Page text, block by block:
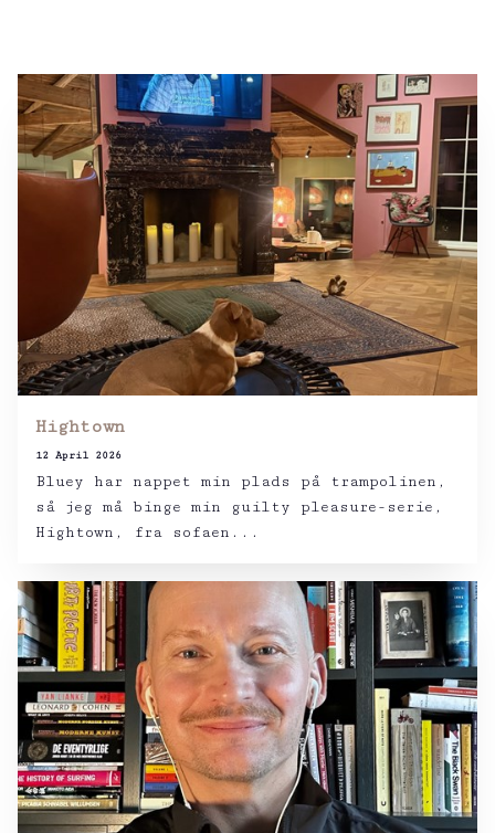
Hightown
12 April 2026
Bluey har nappet min plads på trampolinen,
så jeg må binge min guilty pleasure-serie,
Hightown, fra sofaen...